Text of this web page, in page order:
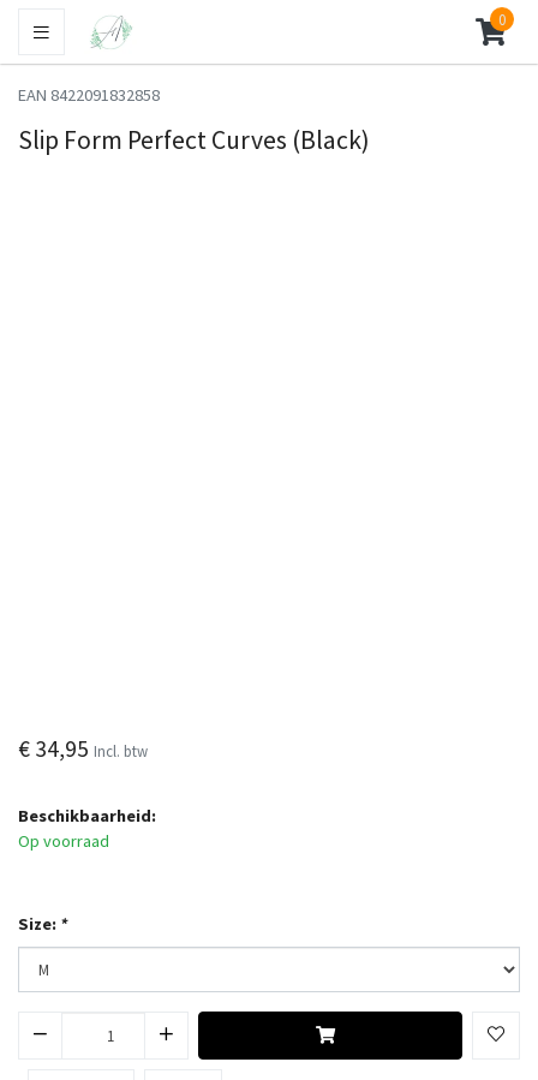
0
EAN 8422091832858
Slip Form Perfect Curves (Black)
€ 34,95 Incl. btw
Beschikbaarheid:
Op voorraad
Size: *